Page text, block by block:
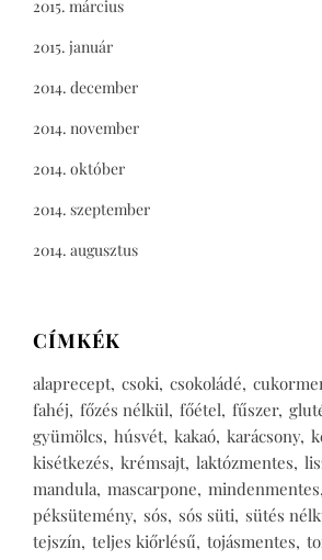
2015. március
2015. január
2014. december
2014. november
2014. október
2014. szeptember
2014. augusztus
CÍMKÉK
alaprecept csoki csokoládé
fahéj főzés nélkül főétel fűszer
gyümölcs húsvét kakaó karácsony
kisétkezés krémsajt laktózmentes
mandula mascarpone mindenmentes
péksütemény sós sós süti sütés
tejszín teljes kiőrlésű tojásmentes